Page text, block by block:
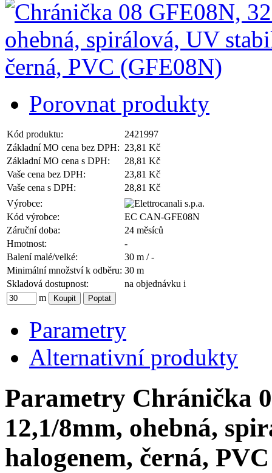
Porovnat produkty
Kód produktu:
2421997
Základní MO cena bez DPH: 23,81 Kč
Základní MO cena s DPH:
28,81 Kč
Vaše cena bez DPH:
23,81 Kč
Vaše cena s DPH:
28,81 Kč
Výrobce:
Kód výrobce:
EC CAN-GFE08N
Záruční doba:
24 měsíců
Hmotnost:
-
Balení malé/velké:
30 m / -
Minimální množství k odběru: 30 m
Skladová dostupnost:
na objednávku i
m
Parametry
Alternativní produkty
Parametry Chránička
12,1/8mm, ohebná,
halogenem, černá,